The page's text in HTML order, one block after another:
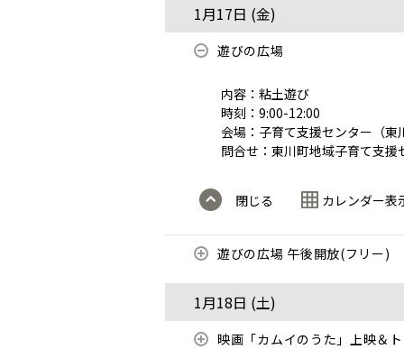
1月17日 (金)
遊びの広場
内容：粘土遊び
時刻：9:00-12:00
会場：子育て支援センター（東
問合せ：東川町地域子育て支
閉じる カレンダー表
遊びの広場 午後開放(フリー)
1月18日 (土)
映画「カムイのうた」上映＆